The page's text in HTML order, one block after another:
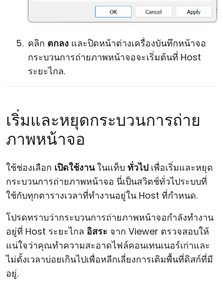
คลิก ตกลง และปิดหน้าต่างเครื่องบันทึกหน้าจอ
กระบวนการถ่ายภาพหน้าจอจะเริ่มต้นที่ Host
ระยะไกล.
เริ่มและหยุดกระบวนการถ่าย
ภาพหน้าจอ
ใช้ช่องเลือก เปิดใช้งานในแท็บ ทั่วไปเพื่อเริ่มและหยุด
กระบวนการถ่ายภาพหน้าจอ นี่เป็นสวิตช์ทั่วไประบบที่
ใช้กับทุกตารางเวลาที่ทำงานอยู่ใน Host ที่กำหนด.
โปรดทราบว่ากระบวนการถ่ายภาพหน้าจอกำลังทำงาน
อยู่ที่ Host ระยะไกล อิสระ จาก Viewer ตรวจสอบให้
แน่ใจว่าคุณทำความสะอาดไฟล์คอนเทนเนอร์เก่าและ
ไม่ตั้งเวลาบ่อยเกินไปเพื่อหลีกเลี่ยงการเติมพื้นที่ดิสก์ที่มี
อยู่.